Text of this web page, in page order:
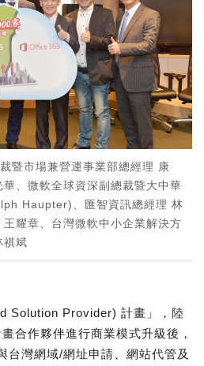
暨市場兼營運事業部總經理 康
、微軟全球資深副總裁暨大中華
Haupter)、匯智資訊總經理 林
耀章、台灣微軟中小企業解決方
祺斌
Solution Provider) 計畫」，陸
合作夥伴進行商業模式升級後，
台灣網域/網址申請、網站代管及